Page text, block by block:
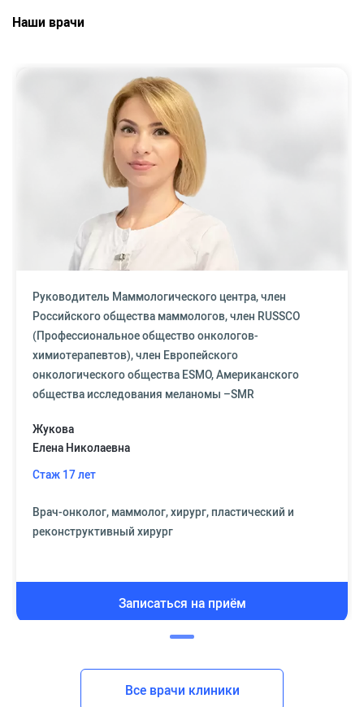
Наши врачи
Руководитель Маммологического центра, член
Российского общества маммологов, член RUSSCO
(Профессиональное общество онкологов-
химиотерапевтов), член Европейского
онкологического общества ESMO, Американского
общества исследования меланомы –SMR
Жукова
Елена Николаевна
Стаж 17 лет
Врач-онколог, маммолог, хирург, пластический и
реконструктивный хирург
Записаться на приём
Все врачи клиники